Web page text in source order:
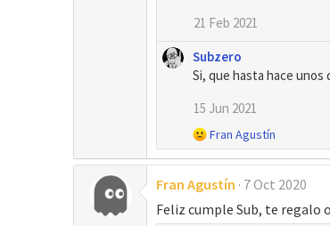
21 Feb 2021
Subzero
Si, que hasta hace unos
15 Jun 2021
R
e
a
c
Fran Agustín
Fran Agustín 7 Oct 2020
Feliz cumple Sub, te regalo